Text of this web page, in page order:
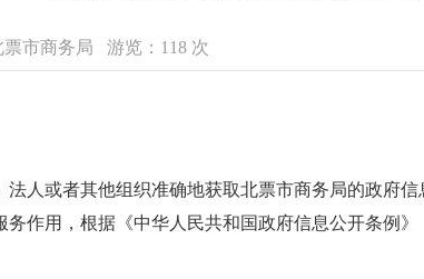
票市商务局 游览： 118 次
人或者其他组织准确地获取北票市商务局的政府
作用，根据《中华人民共和国政府信息公开条例